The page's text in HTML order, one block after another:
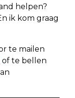
helpen?
ik kom graag
te mailen
of te bellen